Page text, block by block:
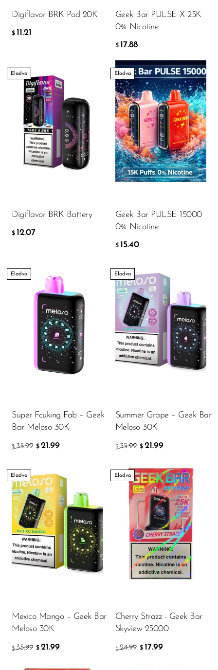
Digiflavor BRK Pod 20K
$ 11.21
Geek Bar PULSE X 25K
0% Nicotine
$ 17.88
Eladva
Digiflavor BRK Battery
$ 12.07
Eladva
Geek Bar PULSE 15000
0% Nicotine
$ 15.40
Eladva
Super Fcuking Fab – Geek
Bar Meloso 30K
$ 35.99 $ 21.99
Eladva
Summer Grape – Geek Bar
Meloso 30K
$ 35.99 $ 21.99
Eladva
Mexico Mango – Geek Bar
Meloso 30K
$ 35.99 $ 21.99
Eladva
Cherry Strazz - Geek Bar
Skyview 25000
$ 24.99 $ 17.99